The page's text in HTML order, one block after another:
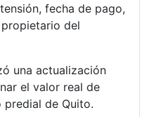
fecha de pago,
del
una actualización
el valor real de
predial de Quito.